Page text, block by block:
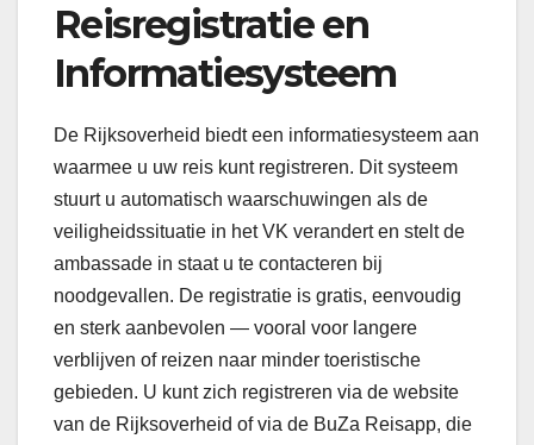
Reisregistratie en
Informatiesysteem
De Rijksoverheid biedt een informatiesysteem aan
waarmee u uw reis kunt registreren. Dit systeem
stuurt u automatisch waarschuwingen als de
veiligheidssituatie in het VK verandert en stelt de
ambassade in staat u te contacteren bij
noodgevallen. De registratie is gratis, eenvoudig
en sterk aanbevolen — vooral voor langere
verblijven of reizen naar minder toeristische
gebieden. U kunt zich registreren via de website
van de Rijksoverheid of via de BuZa Reisapp, die